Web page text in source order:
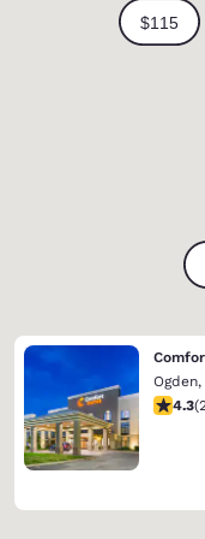
Ogden,
4.3(